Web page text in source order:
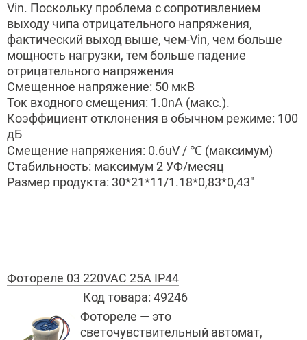
Vin. Поскольку проблема с сопротивлением
выходу чипа отрицательного напряжения,
фактический выход выше, чем-Vin, чем больше
мощность нагрузки, тем больше падение
отрицательного напряжения
Смещенное напряжение: 50 мкВ
Ток входного смещения: 1.0nA (макс.).
Коэффициент отклонения в обычном режиме: 100
дБ
Смещение напряжения: 0.6uV / ℃ (максимум)
Стабильность: максимум 2 УФ/месяц
Размер продукта: 30*21*11/1.18*0,83*0,43"
Фотореле 03 220VAC 25А IP44
Код товара: 49246
Фотореле — это
светочувствительный автомат,